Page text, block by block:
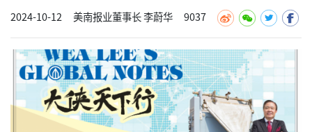
2024-10-12 美南报业董事长 李蔚华 9037